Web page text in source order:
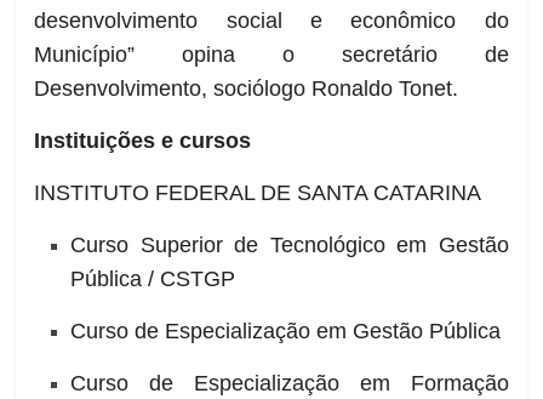
desenvolvimento social e econômico do
Município” opina o secretário de
Desenvolvimento, sociólogo Ronaldo Tonet.
Instituições e cursos
INSTITUTO FEDERAL DE SANTA CATARINA
Curso Superior de Tecnológico em Gestão
Pública / CSTGP
Curso de Especialização em Gestão Pública
Curso de Especialização em Formação